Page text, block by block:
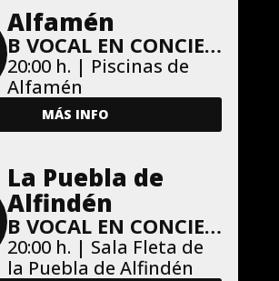
Alfamén
B VOCAL EN CONCIERTO
20:00 h. | Piscinas de
Alfamén
MÁS INFO
La Puebla de
Alfindén
B VOCAL EN CONCIERTO
20:00 h. | Sala Fleta de
la Puebla de Alfindén